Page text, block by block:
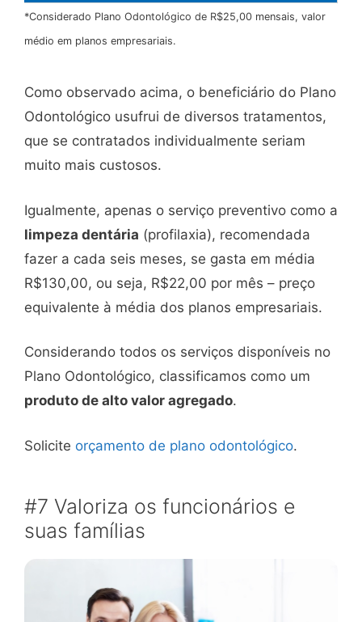
*Considerado Plano Odontológico de R$25,00 mensais, valor
médio em planos empresariais.
Como observado acima, o beneficiário do Plano
Odontológico usufrui de diversos tratamentos,
que se contratados individualmente seriam
muito mais custosos.
Igualmente, apenas o serviço preventivo como a
limpeza dentária (profilaxia), recomendada
fazer a cada seis meses, se gasta em média
R$130,00, ou seja, R$22,00 por mês – preço
equivalente à média dos planos empresariais.
Considerando todos os serviços disponíveis no
Plano Odontológico, classificamos como um
produto de alto valor agregado.
Solicite orçamento de plano odontológico.
#7 Valoriza os funcionários e
suas famílias